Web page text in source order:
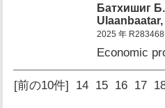
Батхишиг Б.
2025 年 R283468
Economic
[前の10件] 14 15 16 17